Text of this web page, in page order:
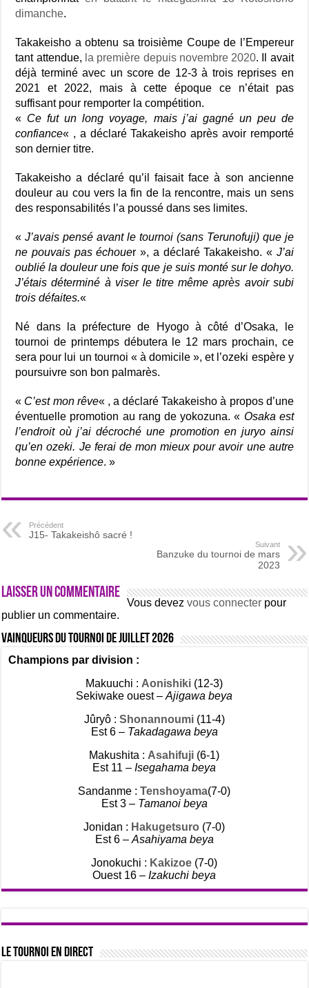
dimanche.
Takakeisho a obtenu sa troisième Coupe de l’Empereur
tant attendue, la première depuis novembre 2020. Il avait
déjà terminé avec un score de 12-3 à trois reprises en
2021 et 2022, mais à cette époque ce n’était pas
suffisant pour remporter la compétition.
« Ce fut un long voyage, mais j’ai gagné un peu de
confiance« , a déclaré Takakeisho après avoir remporté
son dernier titre.
Takakeisho a déclaré qu’il faisait face à son ancienne
douleur au cou vers la fin de la rencontre, mais un sens
des responsabilités l’a poussé dans ses limites.
«J’avais pensé avant le tournoi (sans Terunofuji) que je
ne pouvais pas échouer », a déclaré Takakeisho. « J’ai
oublié la douleur une fois que je suis monté sur le dohyo.
J’étais déterminé à viser le titre même après avoir subi
trois défaites.«
Né dans la préfecture de Hyogo à côté d’Osaka, le
tournoi de printemps débutera le 12 mars prochain, ce
sera pour lui un tournoi « à domicile », et l’ozeki espère y
poursuivre son bon palmarès.
« C’est mon rêve« , a déclaré Takakeisho à propos d’une
éventuelle promotion au rang de yokozuna. « Osaka est
l’endroit où j’ai décroché une promotion en juryo ainsi
qu’en ozeki. Je ferai de mon mieux pour avoir une autre
bonne expérience. »
Précédent
J15- Takakeishô sacré !
Suivant
Banzuke du tournoi de mars
2023
Laisser un commentaire
Vous devezvous connecter pour
publier un commentaire.
Vainqueurs du tournoi de Juillet 2026
Champions par division :
Makuuchi : Aonishiki (12-3)
Sekiwake ouest –Ajigawa beya
Jûryô : Shonannoumi (11-4)
Est 6 – Takadagawa beya
Makushita : Asahifuji (6-1)
Est 11 –Isegahama beya
Sandanme :Tenshoyama(7-0)
Est 3 – Tamanoi beya
Jonidan : Hakugetsuro (7-0)
Est 6 – Asahiyama beya
Jonokuchi : Kakizoe (7-0)
Ouest 16 –Izakuchi beya
Le tournoi en direct